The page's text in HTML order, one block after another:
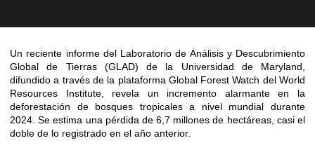
Un reciente informe del Laboratorio de Análisis y Descubrimiento
Global de Tierras (GLAD) de la Universidad de Maryland,
difundido a través de la plataforma Global Forest Watch del World
Resources Institute, revela un incremento alarmante en la
deforestación de bosques tropicales a nivel mundial durante
2024. Se estima una pérdida de 6,7 millones de hectáreas, casi el
doble de lo registrado en el año anterior.